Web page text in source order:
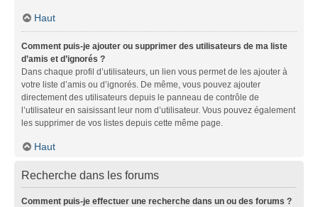
Haut
Comment puis-je ajouter ou supprimer des utilisateurs de ma liste
d’amis et d’ignorés ?
Dans chaque profil d’utilisateurs, un lien vous permet de les ajouter à
votre liste d’amis ou d’ignorés. De même, vous pouvez ajouter
directement des utilisateurs depuis le panneau de contrôle de
l’utilisateur en saisissant leur nom d’utilisateur. Vous pouvez également
les supprimer de vos listes depuis cette même page.
Haut
Recherche dans les forums
Comment puis-je effectuer une recherche dans un ou des forums ?